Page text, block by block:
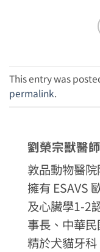
This entry was
permalink.
劉榮宗獸醫師
敦品動物醫院
擁有 ESAVS
及心臟學1-2
事長、中華
精於犬貓牙